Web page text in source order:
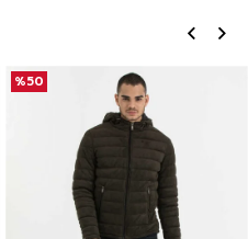
%50